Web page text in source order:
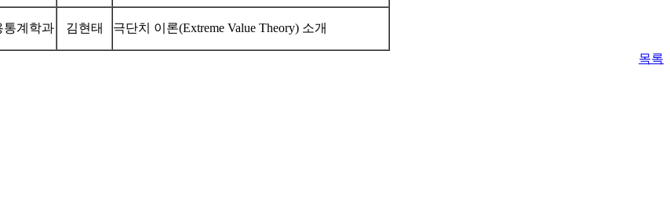
통계학과 김현태 극단치 이론(Extreme Value Theory) 소개
목록